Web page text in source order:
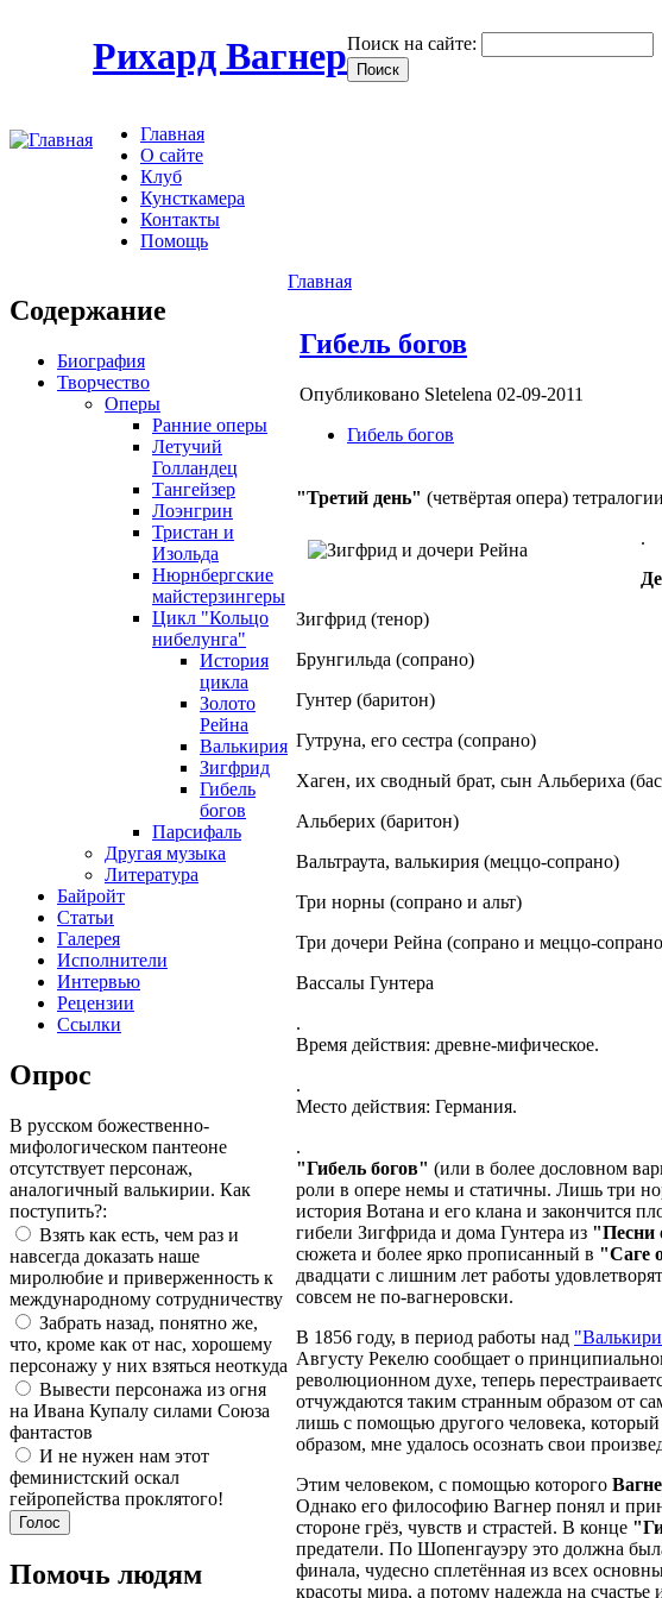
Рихард ВагнерПоиск на сайте:
Главная
О сайте
Клуб
Кунсткамера
Контакты
Помощь
Содержание
Биография
Творчество
Оперы
Ранние оперы
Летучий
Голландец
Тангейзер
Лоэнгрин
Тристан и
Изольда
Нюрнбергские
майстерзингеры
Цикл "Кольцо
нибелунга"
История
цикла
Золото
Рейна
Валькирия
Зигфрид
Гибель
богов
Парсифаль
Другая музыка
Литература
Байройт
Статьи
Галерея
Исполнители
Интервью
Рецензии
Ссылки
Опрос
В русском божественно-
мифологическом пантеоне
отсутствует персонаж,
аналогичный валькирии. Как
поступить?:
Взять как есть, чем раз и
навсегда доказать наше
миролюбие и приверженность к
международному сотрудничеству
Забрать назад, понятно же,
что, кроме как от нас, хорошему
персонажу у них взяться неоткуда
Вывести персонажа из огня
на Ивана Купалу силами Союза
фантастов
И не нужен нам этот
феминистский оскал
гейропейства проклятого!
Помочь людям
Главная
Гибель богов
Опубликовано Sletelena 02-09-2011
Гибель богов
"Третий день" (четвёртая опера) тетралогии
.
Зигфрид (тенор)
Брунгильда (сопрано)
Гунтер (баритон)
Гутруна, его сестра (сопрано)
Хаген, их сводный брат, сын Альбериха
Альберих (баритон)
Вальтраута, валькирия (меццо-сопрано)
Три норны (сопрано и альт)
Три дочери Рейна (сопрано и меццо-
Вассалы Гунтера
.
Время действия: древне-мифическое.
.
Место действия: Германия.
.
"Гибель богов" (или в более дословном
роли в опере немы и статичны. Лишь три
история Вотана и его клана и закончится
гибели Зигфрида и дома Гунтера из "Песни
сюжета и более ярко прописанный в "Саге
двадцати с лишним лет работы
совсем не по-вагнеровски.
В 1856 году, в период работы над
Августу Рекелю сообщает о
революционном духе, теперь
отчуждаются таким странным образом от
лишь с помощью другого человека,
образом, мне удалось осознать свои
Этим человеком, с помощью которого
Однако его философию Вагнер понял и
стороне грёз, чувств и страстей. В конце
предатели. По Шопенгауэру это должна
финала, чудесно сплетённая из всех
красоты мира, а потому надежда на счастье